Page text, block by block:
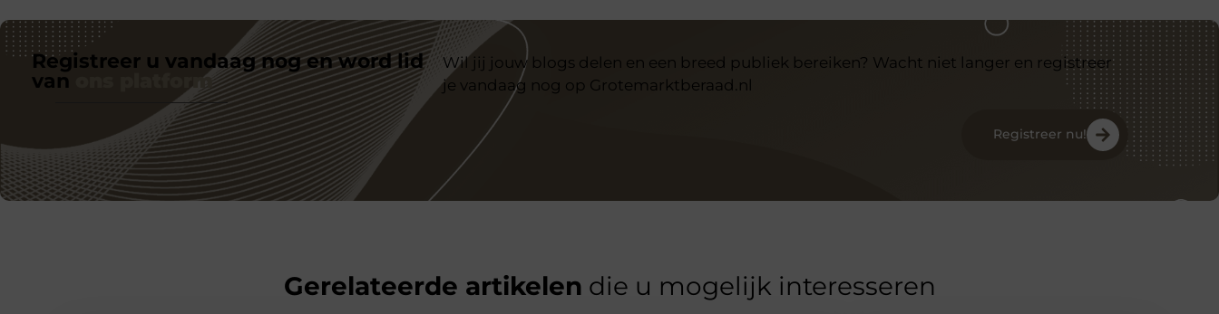
Registreer u vandaag nog en word lid
van
ons platform
Wil jij jouw blogs delen en een breed publiek bereiken? Wacht niet langer en registreer
je vandaag nog op Grotemarktberaad.nl
Registreer nu!
Gerelateerde artikelen die u mogelijk interesseren